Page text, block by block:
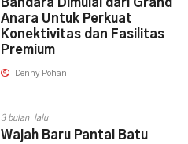
Bandara Dimulai dari Grand
Anara Untuk Perkuat
Konektivitas dan Fasilitas
Premium
Denny Pohan
3 bulan lalu
​Wajah Baru Pantai Batu